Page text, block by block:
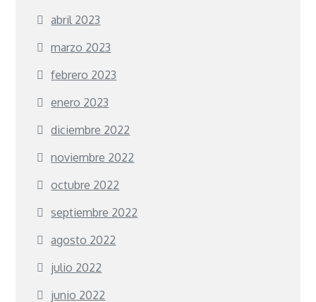
abril 2023
marzo 2023
febrero 2023
enero 2023
diciembre 2022
noviembre 2022
octubre 2022
septiembre 2022
agosto 2022
julio 2022
junio 2022